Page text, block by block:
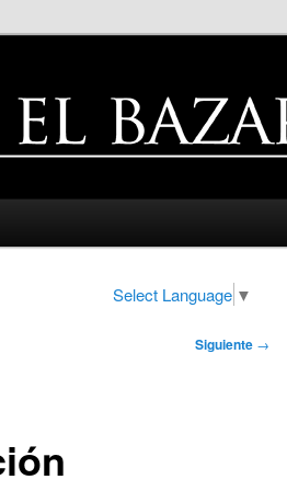
Select Language ▼
Siguiente →